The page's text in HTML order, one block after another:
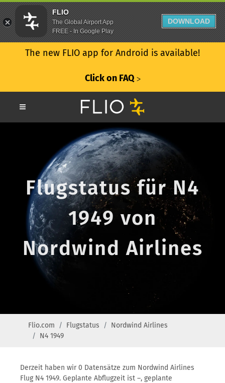
The new FLIO app for Android is available!
Click on FAQ ᐳ
Flugstatus für N4
1949 von
Nordwind Airlines
Flio.com Flugstatus
Nordwind Airlines
N4 1949
Derzeit haben wir 0 Datensätze zum Nordwind Airlines
Flug N4 1949. Geplante Abflugzeit ist –, geplante
FLIO
The Global Airport App
FREE - In Google Play
DOWNLOAD